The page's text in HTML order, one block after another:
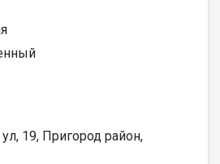
19, Пригород район,